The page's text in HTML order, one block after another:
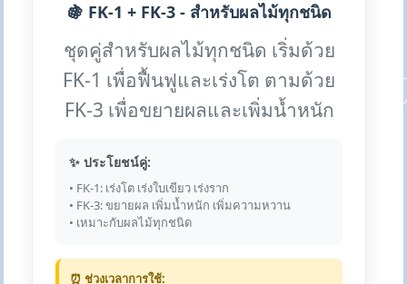
🍇 FK-1 + FK-3 - สำหรับผลไม้ทุกชนิด
ชุดคู่สำหรับผลไม้ทุกชนิด เริ่มด้วย
FK-1 เพื่อฟื้นฟูและเร่งโต ตามด้วย
FK-3 เพื่อขยายผลและเพิ่มน้ำหนัก
✨ ประโยชน์คู่:
• FK-1: เร่งโต เร่งใบเขียว เร่งราก
• FK-3: ขยายผล เพิ่มน้ำหนัก เพิ่มความหวาน
• เหมาะกับผลไม้ทุกชนิด
⏰ ช่วงเวลาการใช้: